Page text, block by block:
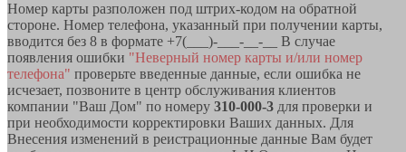
Номер карты разположен под штрих-кодом на обратной
стороне. Номер телефона, указанный при получении карты,
вводится без 8 в формате +7(___)-___-__-__ В случае
появления ошибки "Неверный номер карты и/или номер
телефона" проверьте введенные данные, если ошибка не
исчезает, позвоните в центр обслуживания клиентов
компании "Ваш Дом" по номеру 310-000-3 для проверки и
при необходимости корректировки Ваших данных. Для
Внесения изменений в реистрационные данные Вам будет